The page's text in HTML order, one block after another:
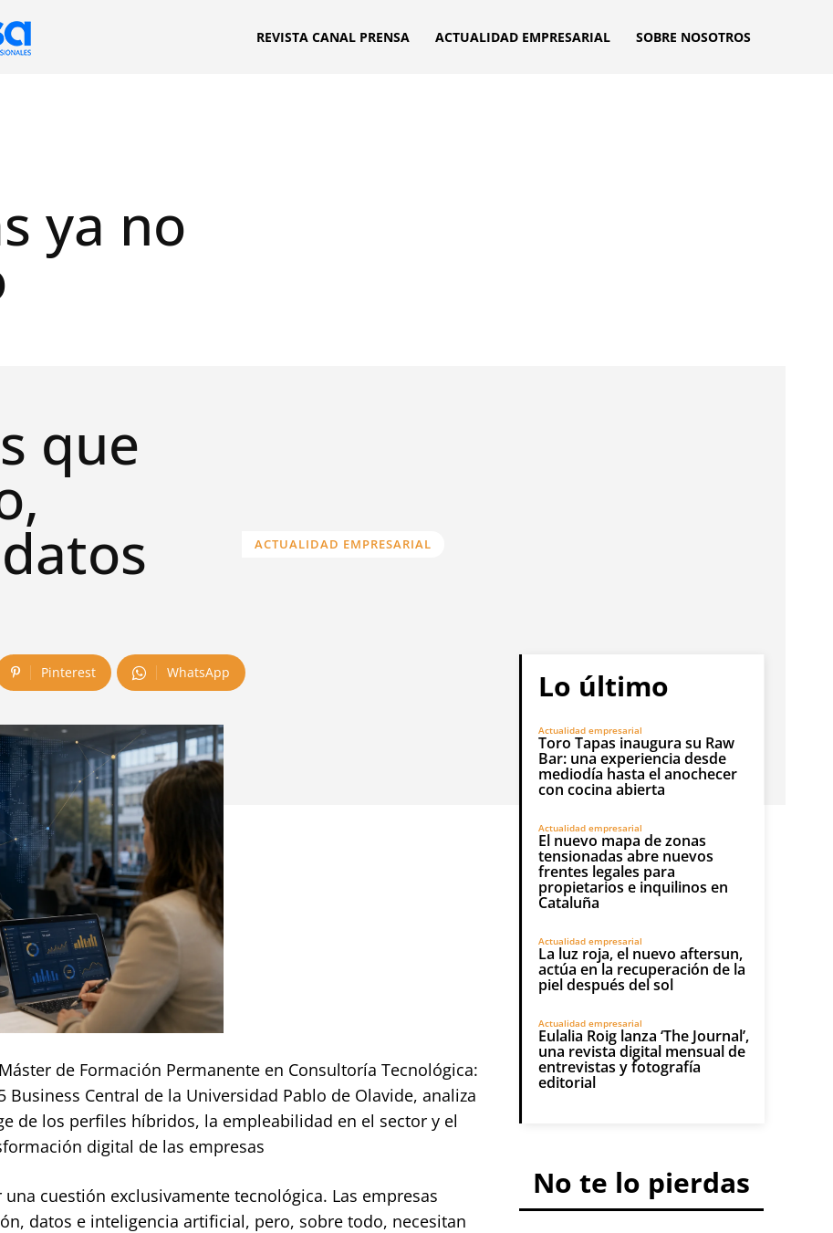
REVISTA CANAL PRENSA ACTUALIDAD EMPRESARIAL SOBRE NOSOTROS
ya no
que
ACTUALIDAD EMPRESARIAL
Pinterest WhatsApp
de Formación Permanente en Consultoría Tecnológica:
Central de la Universidad Pablo de Olavide, analiza
de los perfiles híbridos, la empleabilidad en el sector y el
digital de las empresas
cuestión exclusivamente tecnológica. Las empresas
datos e inteligencia artificial, pero, sobre todo, necesitan
Lo último
Actualidad empresarial
Toro Tapas inaugura su Raw
Bar: una experiencia desde
mediodía hasta el anochecer
con cocina abierta
Actualidad empresarial
El nuevo mapa de zonas
tensionadas abre nuevos
frentes legales para
propietarios e inquilinos en
Cataluña
Actualidad empresarial
La luz roja, el nuevo aftersun,
actúa en la recuperación de la
piel después del sol
Actualidad empresarial
Eulalia Roig lanza ‘The Journal’,
una revista digital mensual de
entrevistas y fotografía
editorial
No te lo pierdas